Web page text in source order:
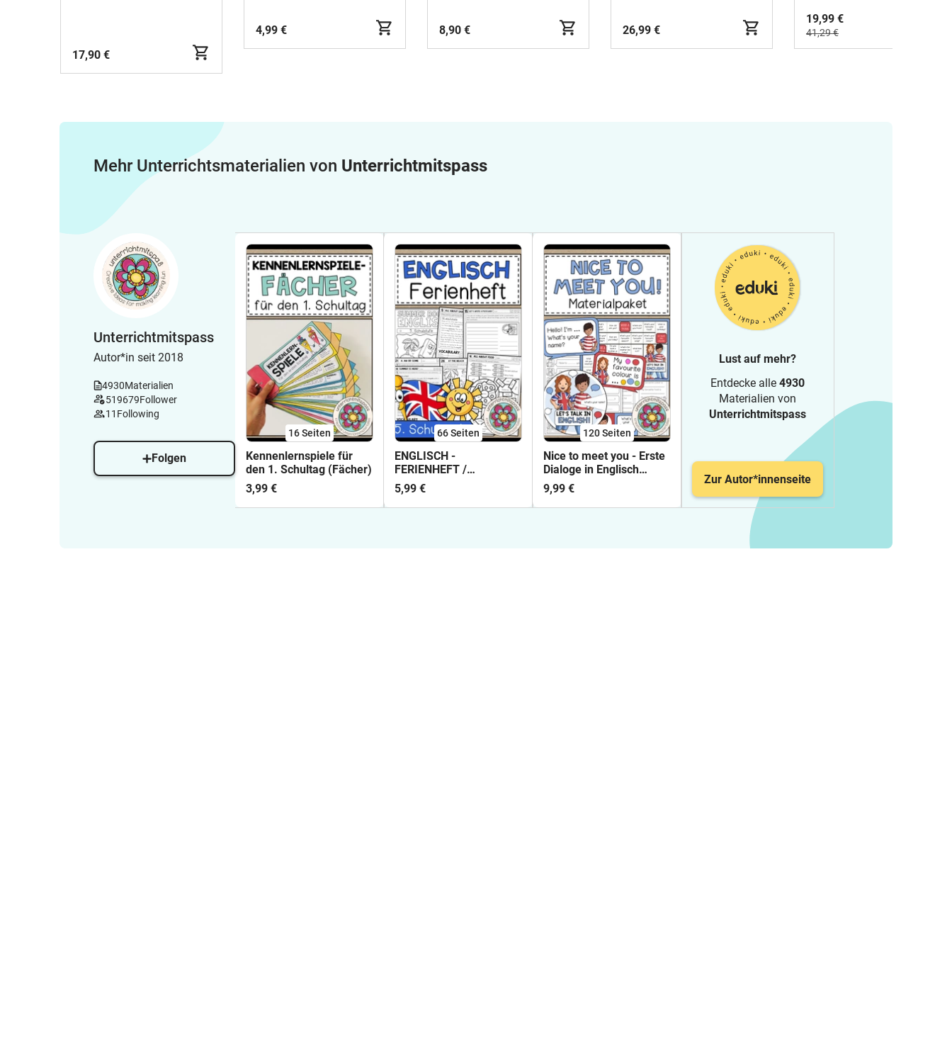
17,90 €
4,99 € 8,90 € 26,99 €
19,99 €
41,29 €
Mehr Unterrichtsmaterialien von Unterrichtmitspass
Unterrichtmitspass
Autor*in seit 2018
4930Materialien
519679Follower
11 Following
Folgen
16Seiten
Kennenlernspiele für
den 1. Schultag (Fächer)
3,99 €
66Seiten
ENGLISCH -
FERIENHEFT /
WIEDERHOLUNGSHEFT -
5. Schulstufe (Lösungen
inkludiert)
5,99 €
120Seiten
Nice to meet you - Erste
Dialoge in Englisch
(Materialpaket)
9,99 €
Lust auf mehr?
Entdecke alle 4930
Materialien von
Unterrichtmitspass
Zur Autor*innenseite